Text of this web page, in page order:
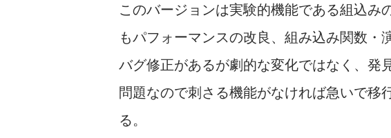
このバージョンは実験的機能である組込み
もパフォーマンスの改良、組み込み関数・
バグ修正があるが劇的な変化ではなく、発
問題なので刺さる機能がなければ急いで移
る。